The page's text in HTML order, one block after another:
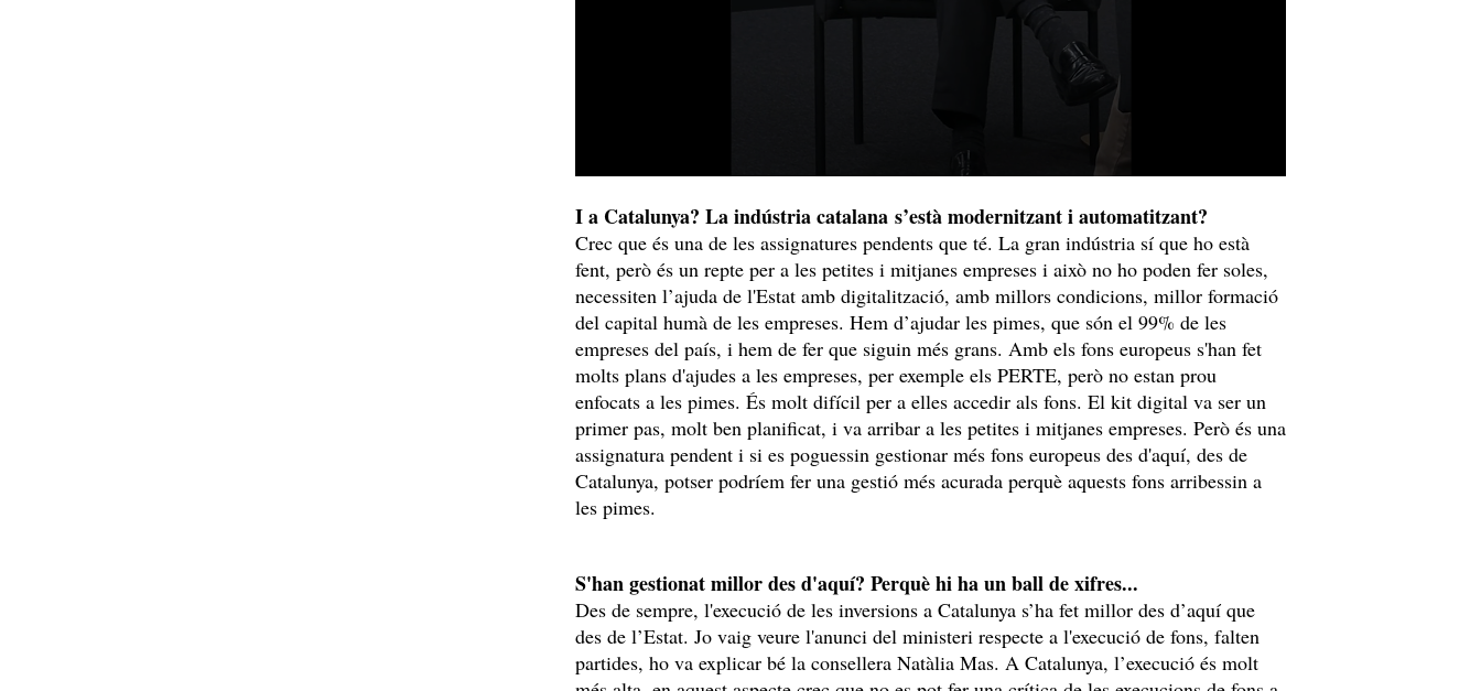
I a Catalunya? La indústria catalana s’està modernitzant i automatitzant?
Crec que és una de les assignatures pendents que té. La gran indústria sí que ho està
fent, però és un repte per a les petites i mitjanes empreses i això no ho poden fer soles,
necessiten l’ajuda de l'Estat amb digitalització, amb millors condicions, millor formació
del capital humà de les empreses. Hem d’ajudar les pimes, que són el 99% de les
empreses del país, i hem de fer que siguin més grans. Amb els fons europeus s'han fet
molts plans d'ajudes a les empreses, per exemple els PERTE, però no estan prou
enfocats a les pimes. És molt difícil per a elles accedir als fons. El kit digital va ser un
primer pas, molt ben planificat, i va arribar a les petites i mitjanes empreses. Però és una
assignatura pendent i si es poguessin gestionar més fons europeus des d'aquí, des de
Catalunya, potser podríem fer una gestió més acurada perquè aquests fons arribessin a
les pimes.
S'han gestionat millor des d'aquí? Perquè hi ha un ball de xifres...
Des de sempre, l'execució de les inversions a Catalunya s’ha fet millor des d’aquí que
des de l’Estat. Jo vaig veure l'anunci del ministeri respecte a l'execució de fons, falten
partides, ho va explicar bé la consellera Natàlia Mas. A Catalunya, l’execució és molt